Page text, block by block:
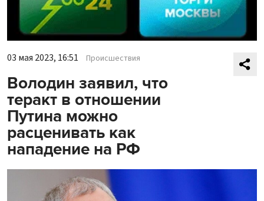
03 мая 2023, 16:51 Происшествия
Володин заявил, что
теракт в отношении
Путина можно
расценивать как
нападение на РФ